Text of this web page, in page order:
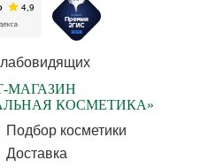
МАГАЗИН
КОСМЕТИКА»
Подбор косметики
Доставка